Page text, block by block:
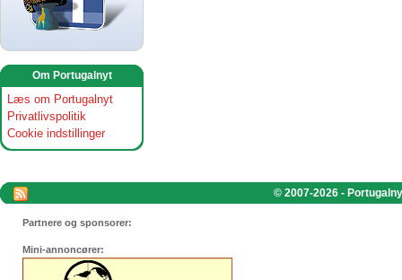
Om Portugalnyt
Læs om Portugalnyt
Privatlivspolitik
Cookie indstillinger
© 2007-2026 -
Partnere og sponsorer:
Mini-annoncører: